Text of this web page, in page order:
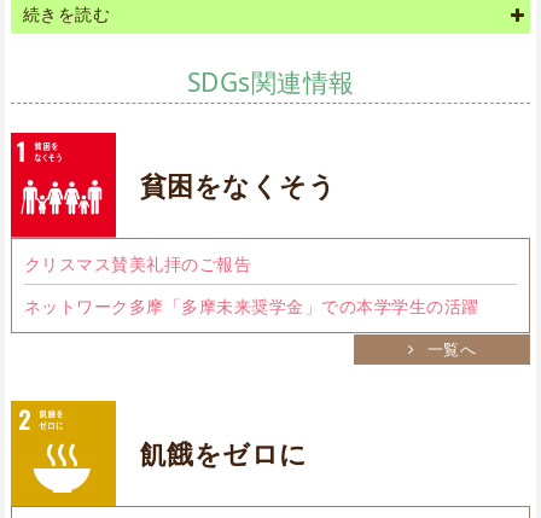
続きを読む
SDGs関連情報
貧困をなくそう
クリスマス賛美礼拝のご報告
ネットワーク多摩「多摩未来奨学金」での本学学生の活躍
一覧へ
飢餓をゼロに